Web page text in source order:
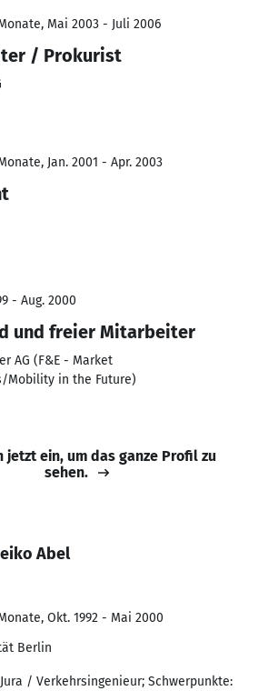
Mai 2003 - Juli 2006
/ Prokurist
Jan. 2001 - Apr. 2003
- Aug. 2000
und freier Mitarbeiter
AG (F&E - Market
Mobility in the Future)
jetzt ein, um das ganze Profil zu
sehen.
Abel
Okt. 1992 - Mai 2000
Berlin
/ Verkehrsingenieur; Schwerpunkte: